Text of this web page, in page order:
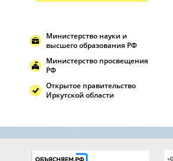
Министерство науки и
высшего образования РФ
Министерство просвещения
РФ
Открытое правительство
Иркутской области